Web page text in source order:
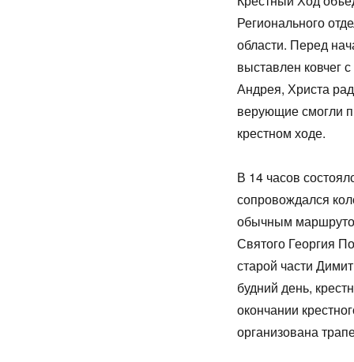
Регионального
области. Перед
выставлен ковчег
Андрея, Христа
верующие смогли
крестном ходе.
В 14 часов
сопровождался
обычным
Святого Георгия
старой части
будний день,
окончании
организована